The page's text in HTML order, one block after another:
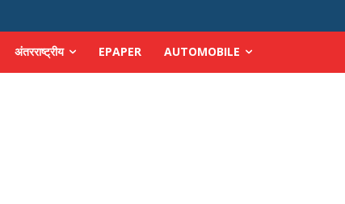
अंतरराष्ट्रीय EPAPER AUTOMOBILE